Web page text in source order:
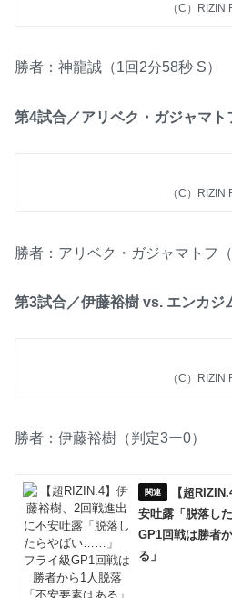
（C）RIZIN
勝者：神龍誠（1回2分58秒 S）
第4試合／アリベク・ガジャマト
（C）RIZIN
勝者：アリベク・ガジャマトフ
第3試合／伊藤裕樹 vs. エンカジ
（C）RIZIN
勝者：伊藤裕樹（判定3ー0）
【超
安吐露「脱落
GP1回戦は勝者
る」